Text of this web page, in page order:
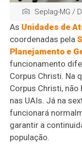
Seplag-MG /
As Unidades de
coordenadas pela
Planejamento e
funcionamento
Corpus Christi. Na
Corpus Christi,
nas UAIs. Já na
funcionará
garantir a
população.